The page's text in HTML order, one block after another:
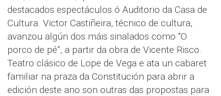
destacados espectáculos ó Auditorio da Casa de
Cultura. Victor Castiñeira, técnico de cultura,
avanzou algún dos máis sinalados como “O
porco de pé”, a partir da obra de Vicente Risco.
Teatro clásico de Lope de Vega e ata un cabaret
familiar na praza da Constitución para abrir a
edición deste ano son outras das propostas para